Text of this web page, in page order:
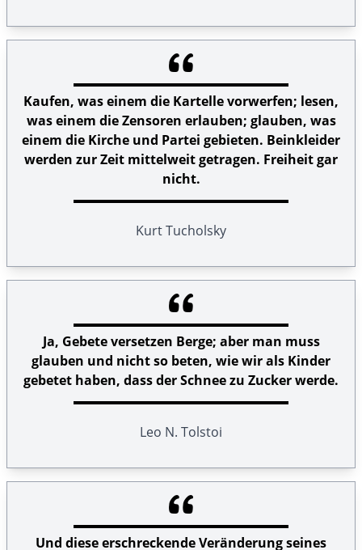
Kaufen, was einem die Kartelle vorwerfen; lesen,
was einem die Zensoren erlauben; glauben, was
einem die Kirche und Partei gebieten. Beinkleider
werden zur Zeit mittelweit getragen. Freiheit gar
nicht.
Kurt Tucholsky
Ja, Gebete versetzen Berge; aber man muss
glauben und nicht so beten, wie wir als Kinder
gebetet haben, dass der Schnee zu Zucker werde.
Leo N. Tolstoi
Und diese erschreckende Veränderung seines